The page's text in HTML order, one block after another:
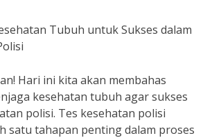
Tubuh untuk Sukses dalam
Hari ini kita akan membahas
kesehatan tubuh agar sukses
polisi. Tes kesehatan polisi
satu tahapan penting dalam proses